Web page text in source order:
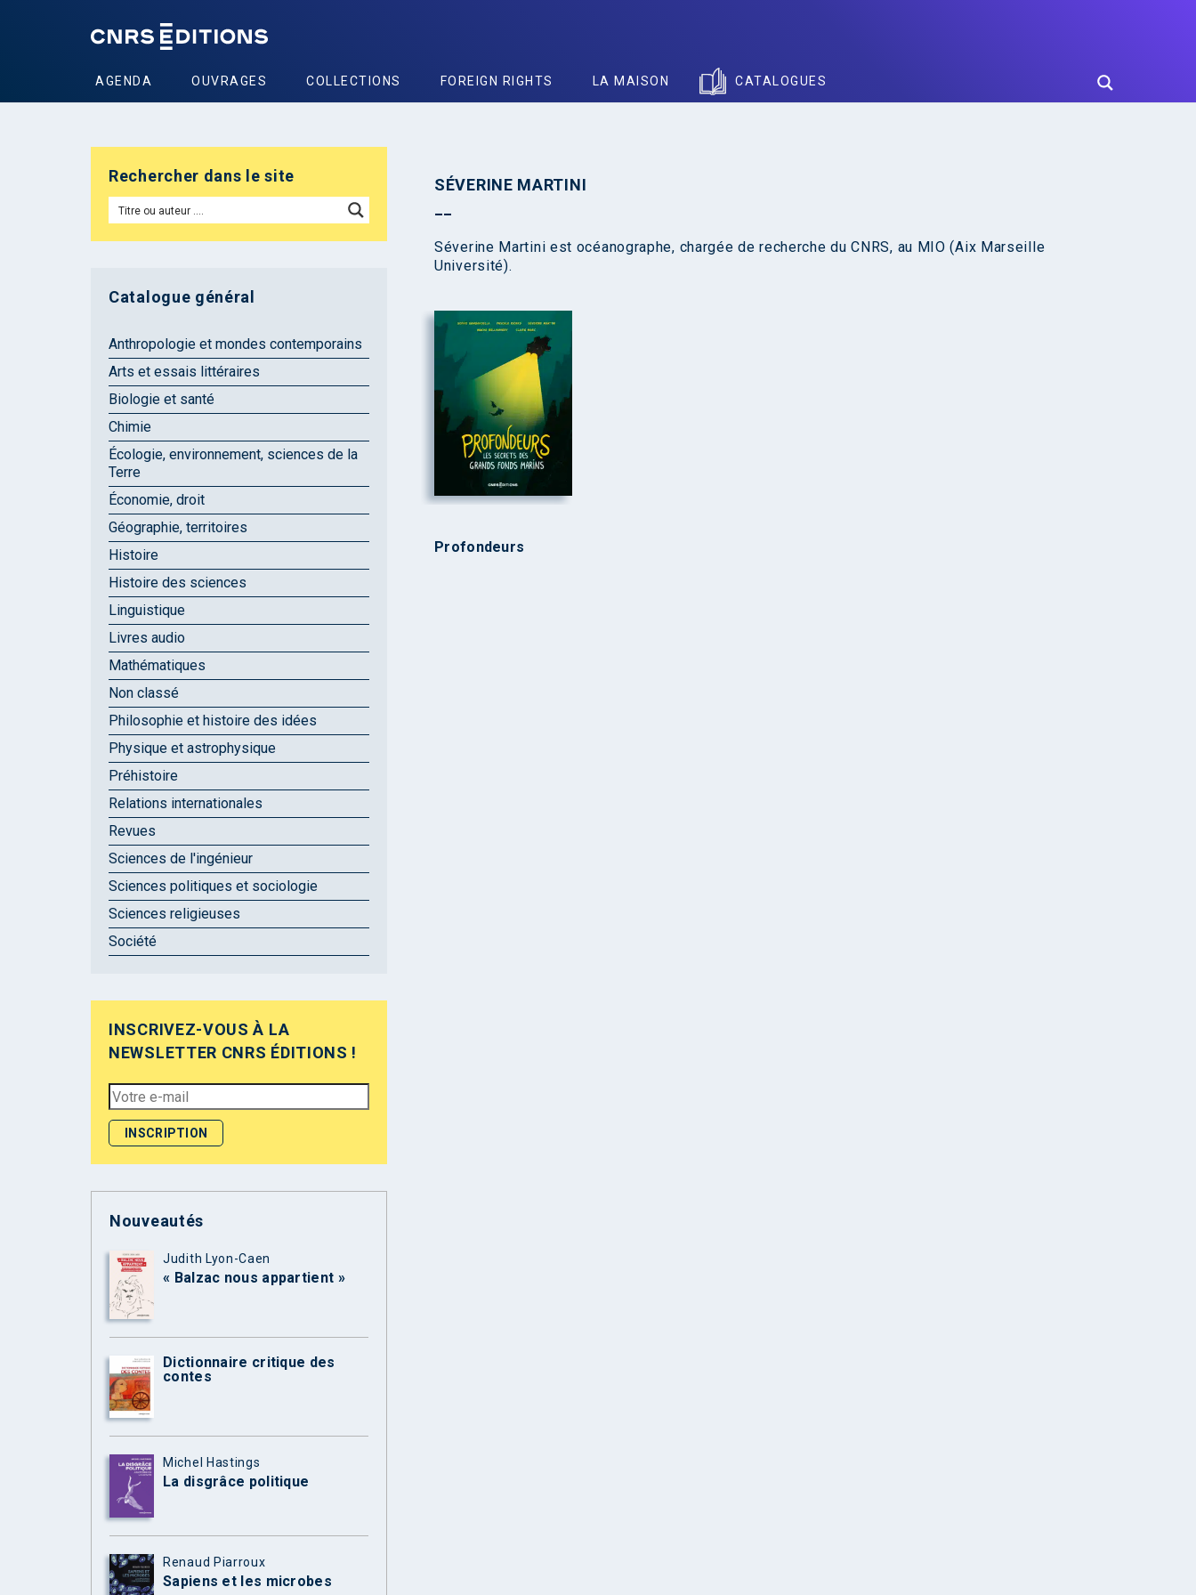
AGENDA OUVRAGES COLLECTIONS FOREIGN RIGHTS LA MAISON CATALOGUES
SÉVERINE MARTINI
Séverine Martini est océanographe, chargée de recherche du CNRS, au MIO (Aix Marseille
Université).
Profondeurs
Rechercher dans le site
Catalogue général
Anthropologie et mondes contemporains
Arts et essais littéraires
Biologie et santé
Chimie
Écologie, environnement, sciences de la
Terre
Économie, droit
Géographie, territoires
Histoire
Histoire des sciences
Linguistique
Livres audio
Mathématiques
Non classé
Philosophie et histoire des idées
Physique et astrophysique
Préhistoire
Relations internationales
Revues
Sciences de l'ingénieur
Sciences politiques et sociologie
Sciences religieuses
Société
INSCRIVEZ-VOUS À LA
NEWSLETTER CNRS ÉDITIONS !
Nouveautés
Judith Lyon-Caen
« Balzac nous appartient »
Dictionnaire critique des
contes
Michel Hastings
La disgrâce politique
Renaud Piarroux
Sapiens et les microbes